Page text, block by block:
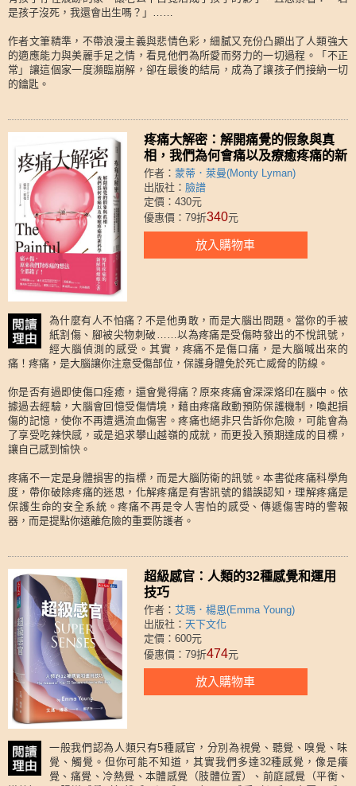
是孩子沒死，我還會出生嗎？」……
作者文筆精準，不帶浪漫主義與悲情色彩，細膩又充份凸顯出了人類強大
的適應能力與美麗手足之情，看見他們為所愛而努力的一切過程。「不正
常」讓這個家一度瀕臨崩解，卻在最後的結局，成為了讓孩子們接納一切
的鑰匙。
疼痛大解密：解開痛覺的假象與真
相，我們為何會痛以及療癒疼痛的新
科學
作者：蒙蒂．萊曼(Monty Lyman)
出版社：臉譜
定價：430元
優惠價：79折340元
放入購物車
為什麼有人不怕痛？不是他勇敢，而是大腦出問題。當你的手被
紙割傷、腳被尖物刺破……以為疼痛是受傷時發出的不悅訊號，
經大腦偵測的感受。其實，疼痛不是傷口痛，是大腦喊出來的
痛！疼痛，是大腦讓你注意受傷部位，保護身體免於死亡威脅的防線。
你是否有過即使傷口痊癒，還會覺得痛？原來疼痛會深深烙印在腦中。依
據過去經驗，大腦會回憶受傷情境，藉由疼痛啟動預防保護機制，喚起損
傷的記憶，使你不再遭遇流血傷害。疼痛也絕非只告訴你危險，可能會為
了享受吃辣快感，或是追求攀山越嶺的成就，而更投入預期達成的目標，
讓自己感到愉快。
疼痛不一定是身體損害的指標，而是大腦防衛的訊號。本書從疼痛科學角
度，帶你破除疼痛的迷思，化解疼痛是有害訊號的錯誤認知，理解疼痛是
保護生命的安全系統。疼痛不再是令人害怕的感受、傳遞傷害時的警報
器，而是提點你遠離危險的重要防護者。
超級感官：人類的32種感覺和運用
技巧
作者：艾瑪．楊恩(Emma Young)
出版社：天下文化
定價：600元
優惠價：79折474元
放入購物車
一般我們認為人類只有5種感官，分別為視覺、聽覺、嗅覺、味
覺、觸覺。但你可能不知道，其實我們多達32種感覺，像是癢
覺、痛覺、冷熱覺、本體感覺（肢體位置）、前庭感覺（平衡、